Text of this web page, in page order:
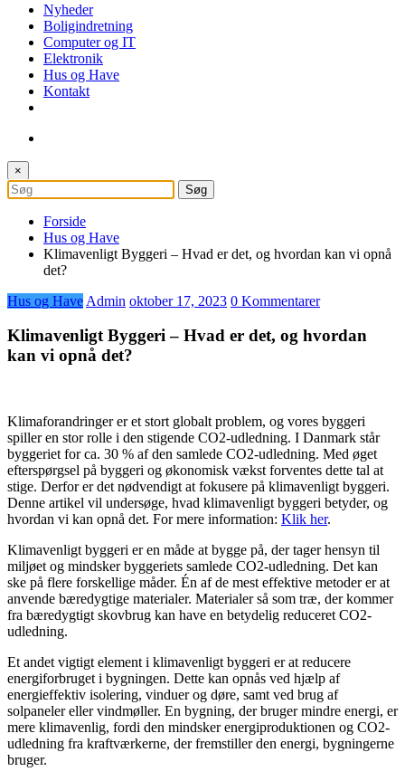
Nyheder
Boligindretning
Computer og IT
Elektronik
Hus og Have
Kontakt
×
Forside
Hus og Have
Klimavenligt Byggeri – Hvad er det, og hvordan kan vi opnå
det?
Hus og Have Admin oktober 17, 2023 0 Kommentarer
Klimavenligt Byggeri – Hvad er det, og hvordan
kan vi opnå det?
Klimaforandringer er et stort globalt problem, og vores byggeri
spiller en stor rolle i den stigende CO2-udledning. I Danmark står
byggeriet for ca. 30 % af den samlede CO2-udledning. Med øget
efterspørgsel på byggeri og økonomisk vækst forventes dette tal at
stige. Derfor er det nødvendigt at fokusere på klimavenligt byggeri.
Denne artikel vil undersøge, hvad klimavenligt byggeri betyder, og
hvordan vi kan opnå det. For mere information: Klik her.
Klimavenligt byggeri er en måde at bygge på, der tager hensyn til
miljøet og mindsker byggeriets samlede CO2-udledning. Det kan
ske på flere forskellige måder. Én af de mest effektive metoder er at
anvende bæredygtige materialer. Materialer så som træ, der kommer
fra bæredygtigt skovbrug kan have en betydelig reduceret CO2-
udledning.
Et andet vigtigt element i klimavenligt byggeri er at reducere
energiforbruget i bygningen. Dette kan opnås ved hjælp af
energieffektiv isolering, vinduer og døre, samt ved brug af
solpaneler eller vindmøller. En bygning, der bruger mindre energi, er
mere klimavenlig, fordi den mindsker energiproduktionen og CO2-
udledning fra kraftværkerne, der fremstiller den energi, bygningerne
bruger.